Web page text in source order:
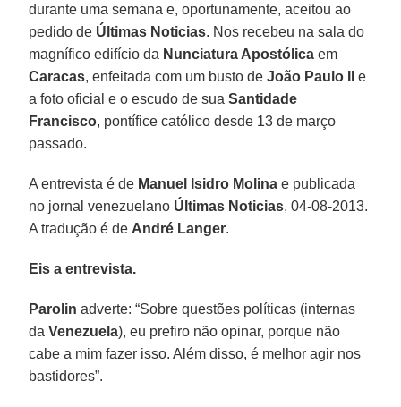
durante uma semana e, oportunamente, aceitou ao
pedido de Últimas Noticias. Nos recebeu na sala do
magnífico edifício da Nunciatura Apostólica em
Caracas, enfeitada com um busto deJoão Paulo II
e
a foto oficial e o escudo de suaSantidade
Francisco, pontífice católico desde 13 de março
passado.
A entrevista é de Manuel Isidro Molina e publicada
no jornal venezuelano Últimas Noticias, 04-08-2013.
A tradução é de André Langer.
Eis a entrevista.
Parolin adverte: “Sobre questões políticas (internas
daVenezuela), eu prefiro não opinar, porque não
cabe a mim fazer isso. Além disso, é melhor agir nos
bastidores”.